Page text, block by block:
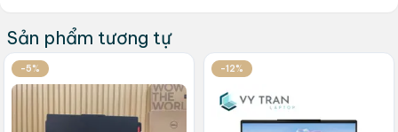
Sản phẩm tương tự
-5% -12%